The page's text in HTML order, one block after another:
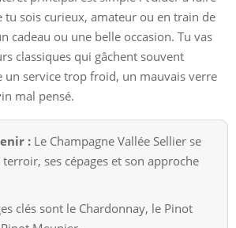
tu sois curieux, amateur ou en train de
cadeau ou une belle occasion. Tu vas
classiques qui gâchent souvent
un service trop froid, un mauvais verre
mal pensé.
: Le Champagne Vallée Sellier se
ses cépages et son approche
clés sont le Chardonnay, le Pinot